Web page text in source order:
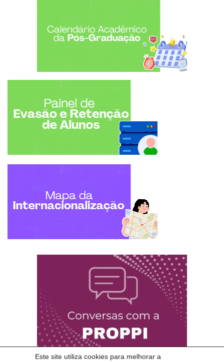
Este site utiliza cookies para melhorar a